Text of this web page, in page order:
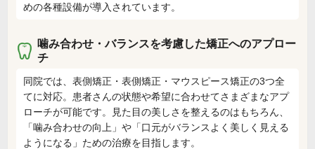
めの各種設備が導入されています。
噛み合わせ・バランスを考慮した矯正へのアプロー
チ
同院では、表側矯正・表側矯正・マウスピース矯正の3つ全
てに対応。患者さんの状態や希望に合わせてさまざまなアプ
ローチが可能です。見た目の美しさを整えるのはもちろん、
「噛み合わせの向上」や「口元がバランスよく美しく見える
ようになる」ための治療を目指します。